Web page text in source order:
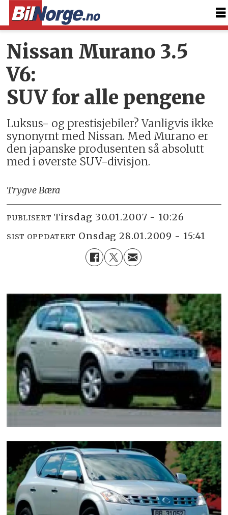
Nissan Murano 3.5
V6:
SUV for alle pengene
Luksus- og prestisjebiler? Vanligvis ikke
synonymt med Nissan. Med Murano er
den japanske produsenten så absolutt
med i øverste SUV-divisjon.
Trygve Bæra
PUBLISERT tirsdag 30.01.2007 - 10:26
SIST OPPDATERT onsdag 28.01.2009 - 15:41